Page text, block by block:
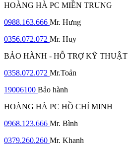
HOÀNG HÀ PC MIỀN TRUNG
0988.163.666 Mr. Hưng
0356.072.072 Mr. Huy
BẢO HÀNH - HỖ TRỢ KỸ THUẬT
0358.072.072 Mr.Toản
19006100 Bảo hành
HOÀNG HÀ PC HỒ CHÍ MINH
0968.123.666 Mr. Bình
0379.260.260 Mr. Khanh